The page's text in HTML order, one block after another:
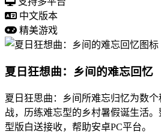
中文版本
精美游戏
夏日狂想曲：乡间的难忘回忆
夏日狂思曲：乡间所难忘归忆为数
战，历练难忘型的乡村暑假诞生活
型版白送接收，帮助安卓PC平台。